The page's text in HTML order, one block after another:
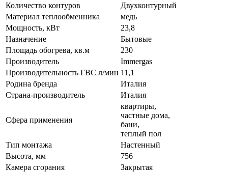
Количество контуров
Двухконтурный
Материал теплообменника
медь
Мощность, кВт
23,8
Назначение
Бытовые
Площадь обогрева, кв.м
230
Производитель
Immergas
Производительность ГВС л/мин 11,1
Родина бренда
Италия
Страна-производитель
Италия
Сфера применения
квартиры,
частные дома,
бани,
теплый пол
Тип монтажа
Настенный
Высота, мм
756
Камера сгорания
Закрытая